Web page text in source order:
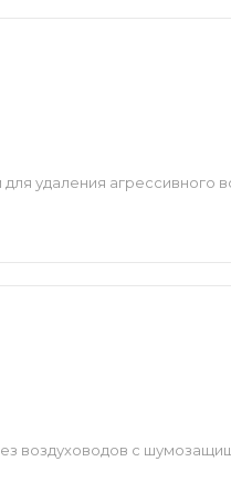
удаления агрессивного
воздуховодов с